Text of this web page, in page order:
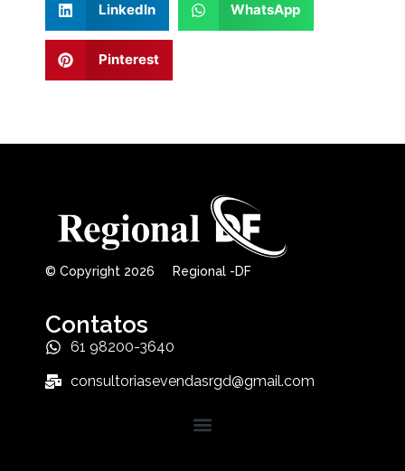
LinkedIn WhatsApp
Pinterest
© Copyright 2026 Regional -DF
Contatos
61 98200-3640
consultoriasevendasrgd@gmail.com